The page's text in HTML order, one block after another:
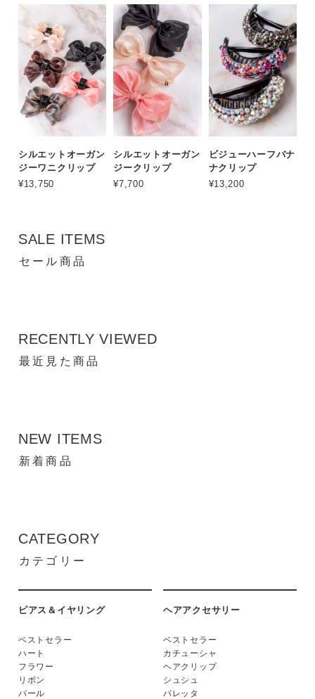
シルエットオーガン
ジーワニクリップ
¥13,750
シルエットオーガン
ジークリップ
¥7,700
ビジューハーフバナ
ナクリップ
¥13,200
SALE ITEMS
セール商品
RECENTLY VIEWED
最近見た商品
NEW ITEMS
新着商品
CATEGORY
カテゴリー
ピアス＆イヤリング
ベストセラー
ハート
フラワー
リボン
パール
ヘアアクセサリー
ベストセラー
カチューシャ
ヘアクリップ
シュシュ
バレッタ